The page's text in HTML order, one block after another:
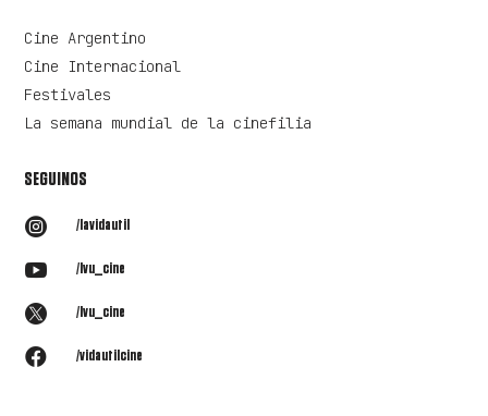
Cine Argentino
Cine Internacional
Festivales
La semana mundial de la cinefilia
SEGUINOS
 /lavidautil
 /lvu_cine
 /lvu_cine
 /vidautilcine